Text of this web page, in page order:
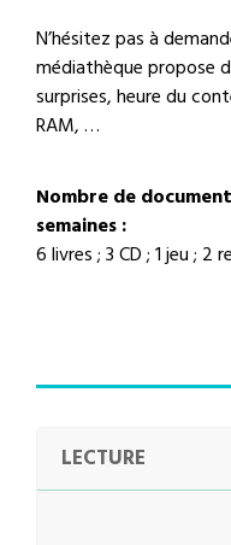
N’hésitez pas à
médiathèque propose
surprises, heure du
RAM, …
Nombre de
semaines :
6 livres ; 3 CD ; 1 jeu ; 2
LECTURE